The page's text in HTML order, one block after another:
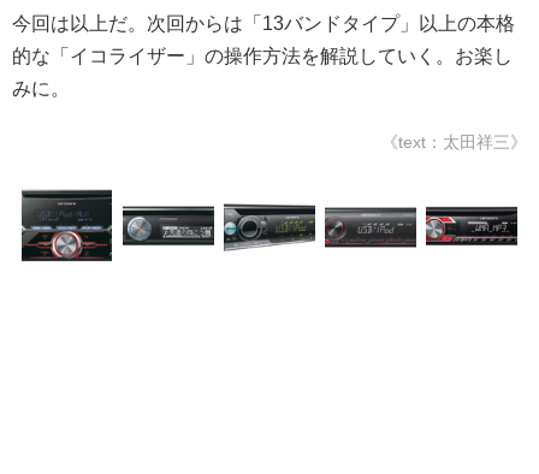
今回は以上だ。次回からは「13バンドタイプ」以上の本格
的な「イコライザー」の操作方法を解説していく。お楽し
みに。
《text：太田祥三》